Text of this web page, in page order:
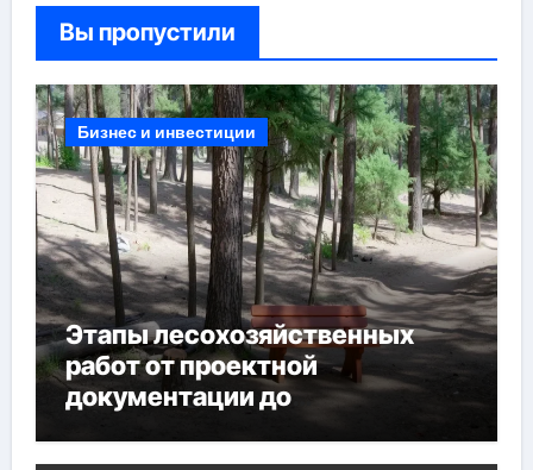
Вы пропустили
Бизнес и инвестиции
Этапы лесохозяйственных
работ от проектной
документации до
мероприятий и обустройства